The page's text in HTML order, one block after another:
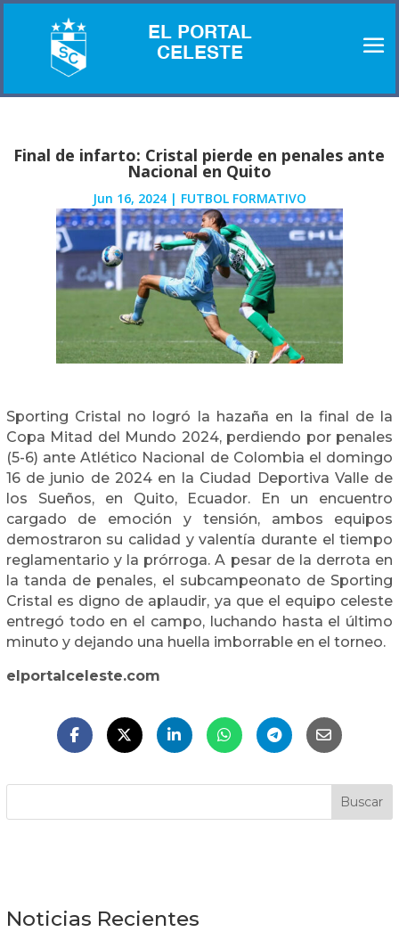
EL PORTAL
CELESTE
Final de infarto: Cristal pierde en penales ante
Nacional en Quito
Jun 16, 2024| FUTBOL FORMATIVO
Sporting Cristal no logró la hazaña en la final de la
Copa Mitad del Mundo 2024, perdiendo por penales
(5-6) ante Atlético Nacional de Colombia el domingo
16 de junio de 2024 en la Ciudad Deportiva Valle de
los Sueños, en Quito, Ecuador. En un encuentro
cargado de emoción y tensión, ambos equipos
demostraron su calidad y valentía durante el tiempo
reglamentario y la prórroga. A pesar de la derrota en
la tanda de penales, el subcampeonato de Sporting
Cristal es digno de aplaudir, ya que el equipo celeste
entregó todo en el campo, luchando hasta el último
minuto y dejando una huella imborrable en el torneo.
elportalceleste.com
Buscar
Noticias Recientes